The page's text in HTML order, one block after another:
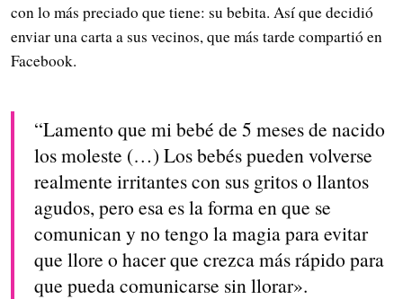
con lo más preciado que tiene: su bebita. Así que decidió
enviar una carta a sus vecinos, que más tarde compartió en
Facebook.
“Lamento que mi bebé de 5 meses de nacido
los moleste (…) Los bebés pueden volverse
realmente irritantes con sus gritos o llantos
agudos, pero esa es la forma en que se
comunican y no tengo la magia para evitar
que llore o hacer que crezca más rápido para
que pueda comunicarse sin llorar».